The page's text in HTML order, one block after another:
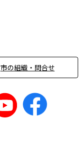
市の組織・問合せ